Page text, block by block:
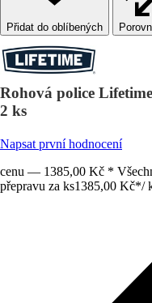
Rohová police
2 ks
Napsat první hodnocení
cenu — 1385,00 Kč *
přepravu za ks1385,00 Kč*/